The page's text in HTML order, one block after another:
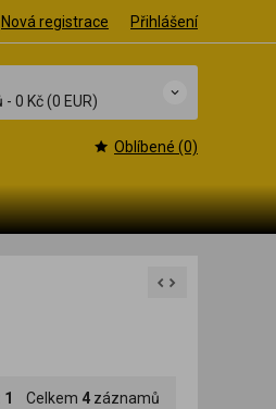
Nová registrace Přihlášení
- 0 Kč(0 EUR)
Oblíbené (0)
1 Celkem 4 záznamů